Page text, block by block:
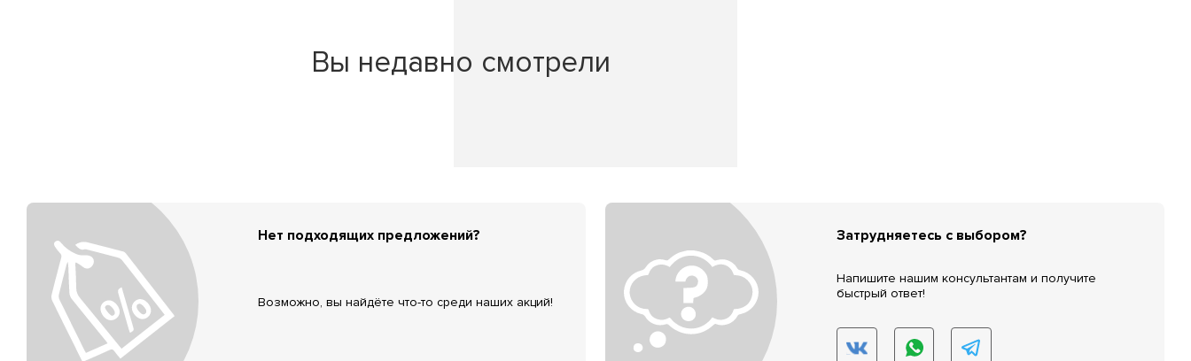
Вы недавно смотрели
Нет подходящих предложений?
Возможно, вы найдёте что-то среди наших акций!
Затрудняетесь с выбором?
Напишите нашим консультантам и получите
быстрый ответ!